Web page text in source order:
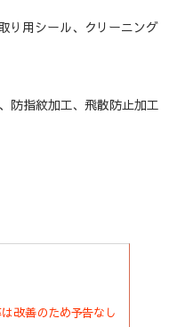
り用シール、クリーニング
防指紋加工、飛散防止加工
改善のため予告なし